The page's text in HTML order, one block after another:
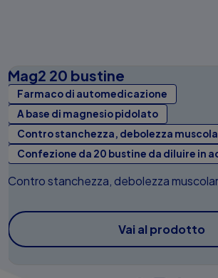
Mag2 20 bustine
Farmaco di automedicazione
A base di magnesio pidolato
Contro stanchezza, debolezza
Confezione da 20 bustine da diluire in
Contro stanchezza, debolezza
Vai al prodotto